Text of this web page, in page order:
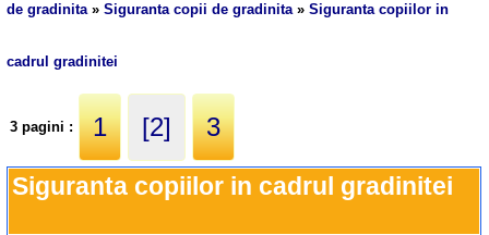
de gradinita»Siguranta copii de gradinita»Siguranta copiilor in
cadrul gradinitei
3 pagini : 1 [2] 3
Siguranta copiilor in cadrul gradinitei